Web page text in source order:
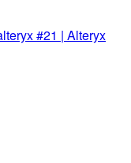
#21 | Alteryx